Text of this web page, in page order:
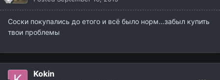
Соски покупались до етого и всё было норм...забыл купить
твои проблемы
Kokin